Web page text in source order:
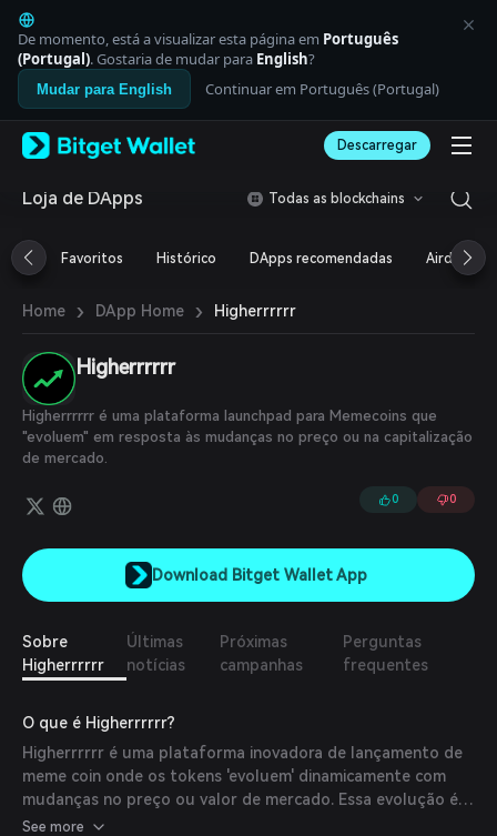
English
日本語
Tiếng Việt
Русский
Español (Latinoamérica)
Italiano
Deutsch
繁體中文
Português (Portugal)
ภาษาไทย
العربية
বাংলা
Español
Português (Brasil)
Español (Argentina)
De momento, está a visualizar esta página em Português
(Portugal). Gostaria de mudar para English?
Mudar para English Continuar em Português (Portugal)
Descarregar
Loja de DApps Todas as blockchains
Favoritos Histórico DApps recomendadas Airdrop
Home › DApp Home › Higherrrrrr
Higherrrrrr
Higherrrrrr é uma plataforma launchpad para Memecoins que
"evoluem" em resposta às mudanças no preço ou na capitalização
de mercado.
0 0
Download Bitget Wallet App
Sobre
Higherrrrrr
Últimas
notícias
Próximas
campanhas
Perguntas
frequentes
O que é Higherrrrrr?
Higherrrrrr é uma plataforma inovadora de lançamento de
meme coin onde os tokens 'evoluem' dinamicamente com
mudanças no preço ou valor de mercado. Essa evolução é
alcançada por meio de atualizações de metadados on-
See more